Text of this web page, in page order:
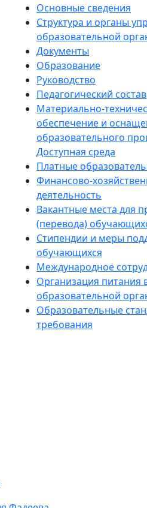
Основные сведения
Структура и органы
образовательной
Документы
Образование
Руководство
Педагогический состав
Материально-
обеспечение и
образовательного
Доступная среда
Платные
Финансово-
деятельность
Вакантные места для
(перевода)
Стипендии и меры
обучающихся
Международное
Организация питания
образовательной
Образовательные
требования